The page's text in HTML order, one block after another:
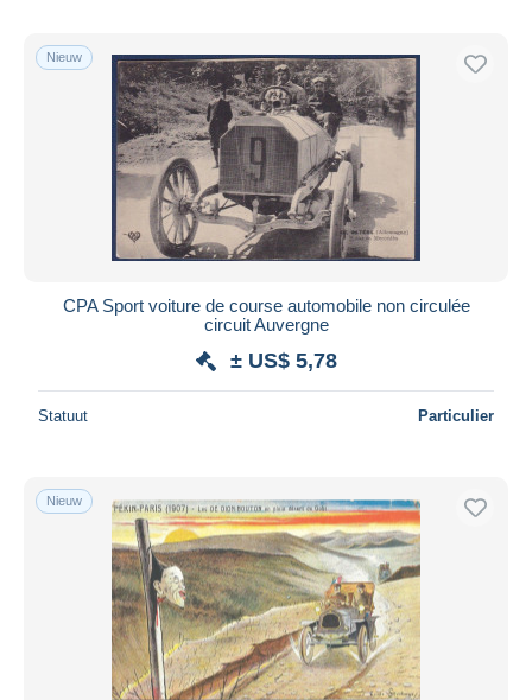
Nieuw
CPA Sport voiture de course automobile non circulée
circuit Auvergne
± US$ 5,78
Statuut Particulier
Nieuw